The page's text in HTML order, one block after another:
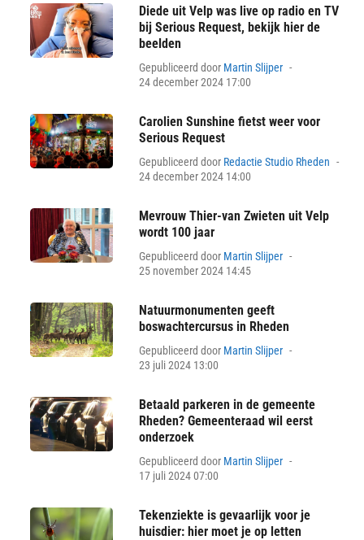
Diede uit Velp was live op radio en TV
bij Serious Request, bekijk hier de
beelden
Gepubliceerd door Martin Slijper
24 december 2024 17:00
Carolien Sunshine fietst weer voor
Serious Request
Gepubliceerd door Redactie Studio Rheden
24 december 2024 14:00
Mevrouw Thier-van Zwieten uit Velp
wordt 100 jaar
Gepubliceerd door Martin Slijper
25 november 2024 14:45
Natuurmonumenten geeft
boswachtercursus in Rheden
Gepubliceerd door Martin Slijper
23 juli 2024 13:00
Betaald parkeren in de gemeente
Rheden? Gemeenteraad wil eerst
onderzoek
Gepubliceerd door Martin Slijper
17 juli 2024 07:00
Tekenziekte is gevaarlijk voor je
huisdier: hier moet je op letten